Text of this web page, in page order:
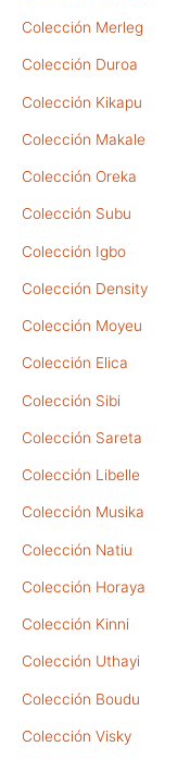
Colección Merleg
Colección Duroa
Colección Kikapu
Colección Makale
Colección Oreka
Colección Subu
Colección Igbo
Colección Density
Colección Moyeu
Colección Elica
Colección Sibi
Colección Sareta
Colección Libelle
Colección Musika
Colección Natiu
Colección Horaya
Colección Kinni
Colección Uthayi
Colección Boudu
Colección Visky